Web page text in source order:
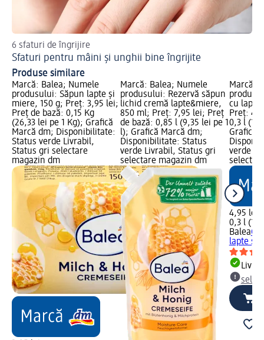
6 sfaturi de îngrijire
Sfaturi pentru mâini și unghii bine îngrijite
Produse similare
Marcă: Balea; Numele
produsului: Săpun lapte și
miere, 150 g; Preț: 3,95 lei;
Preț de bază: 0,15 Kg
(26,33 lei pe 1 Kg); Grafică
Marcă dm; Disponibilitate:
Status verde Livrabil,
Status gri selectare
magazin dm
Marcă: Balea; Numele
produsului: Rezervă săpun
lichid cremă lapte&miere,
850 ml; Preț: 7,95 lei; Preț
de bază: 0,85 l (9,35 lei pe 1
l); Grafică Marcă dm;
Disponibilitate: Status
verde Livrabil, Status gri
selectare magazin dm
Marcă:
cu lapte
Preț:
0,3 l
Grafică
verde
4,95 lei
0,3 l
Balea
lapte și